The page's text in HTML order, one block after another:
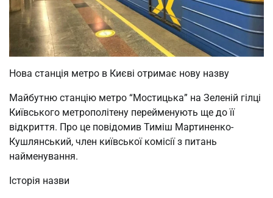
Нова станція метро в Києві отримає нову назву
Майбутню станцію метро “Мостицька” на Зеленій гілці
Київського метрополітену перейменують ще до її
відкриття. Про це повідомив Тиміш Мартиненко-
Кушлянський, член київської комісії з питань
найменування.
Історія назви